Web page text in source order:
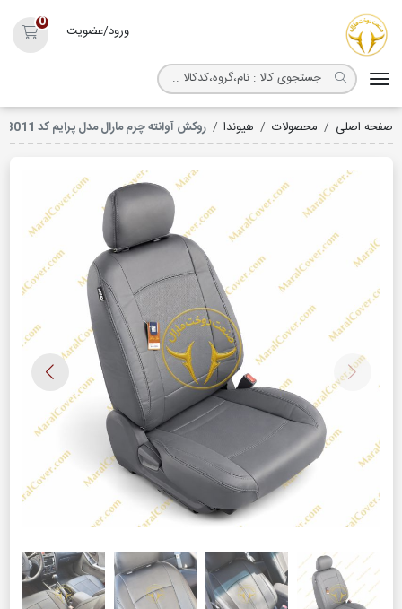
ورود/عضویت
0
صفحه اصلی محصولات هیوندا روکش آوانته چرم مارال مدل پرایم کد 3011